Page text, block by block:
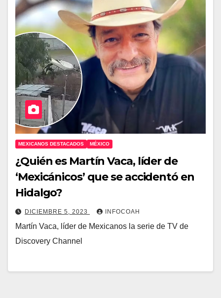
MEXICANOS DESTACADOS MÉXICO
¿Quién es Martín Vaca, líder de
‘Mexicánicos’ que se accidentó en
Hidalgo?
DICIEMBRE 5, 2023 INFOCOAH
Martín Vaca, líder de Mexicanos la serie de TV de
Discovery Channel